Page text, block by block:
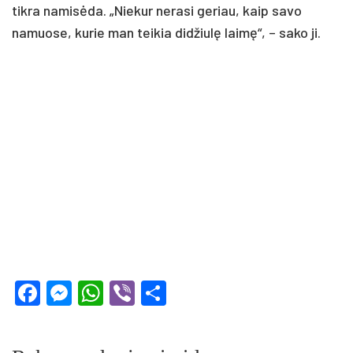
tikra namisėda. „Niekur nerasi geriau, kaip savo
namuose, kurie man teikia didžiulę laimę“, – sako ji.
Facebook
Messenger
WhatsApp
Viber